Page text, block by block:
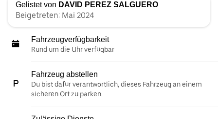
Gelistet von DAVID PEREZ SALGUERO
Beigetreten: Mai 2024
Fahrzeugverfügbarkeit
Rund um die Uhr verfügbar
Fahrzeug abstellen
Du bist dafür verantwortlich, dieses Fahrzeug an einem
sicheren Ort zu parken.